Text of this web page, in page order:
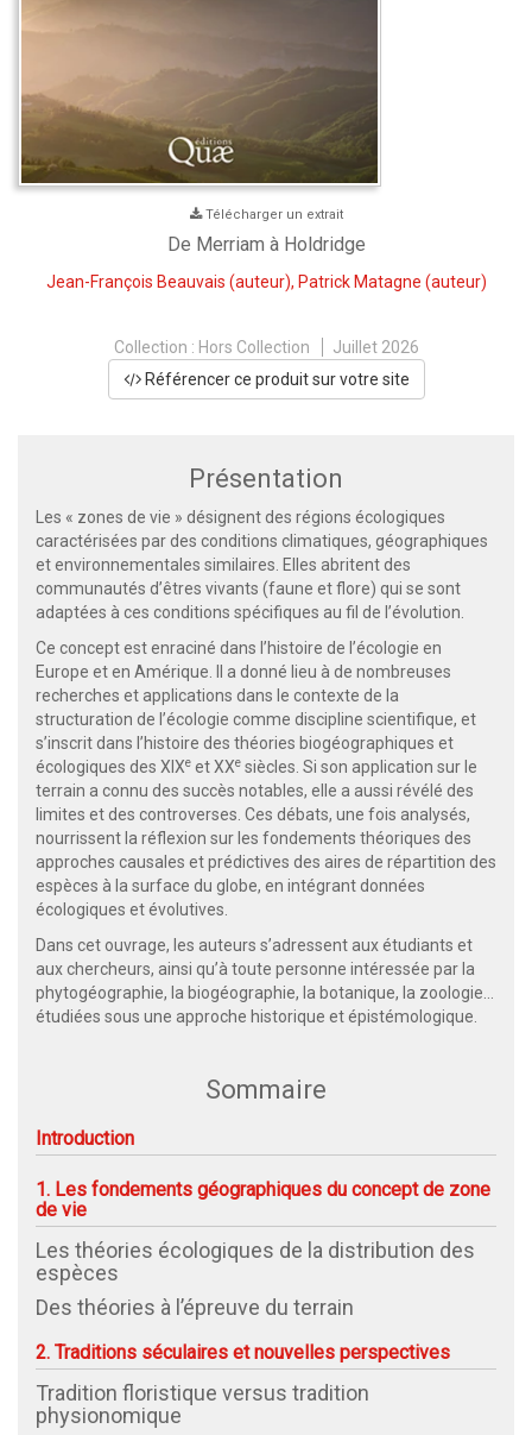
Télécharger un extrait
De Merriam à Holdridge
Jean-François Beauvais (auteur), Patrick Matagne (auteur)
Collection : Hors Collection
Juillet 2026
Référencer ce produit sur votre site
Présentation
Les « zones de vie » désignent des régions écologiques
caractérisées par des conditions climatiques, géographiques
et environnementales similaires. Elles abritent des
communautés d’êtres vivants (faune et flore) qui se sont
adaptées à ces conditions spécifiques au fil de l’évolution.
Ce concept est enraciné dans l’histoire de l’écologie en
Europe et en Amérique. Il a donné lieu à de nombreuses
recherches et applications dans le contexte de la
structuration de l’écologie comme discipline scientifique, et
s’inscrit dans l’histoire des théories biogéographiques et
écologiques des XIXe et XXe siècles. Si son application sur le
terrain a connu des succès notables, elle a aussi révélé des
limites et des controverses. Ces débats, une fois analysés,
nourrissent la réflexion sur les fondements théoriques des
approches causales et prédictives des aires de répartition des
espèces à la surface du globe, en intégrant données
écologiques et évolutives.
Dans cet ouvrage, les auteurs s’adressent aux étudiants et
aux chercheurs, ainsi qu’à toute personne intéressée par la
phytogéographie, la biogéographie, la botanique, la zoologie…
étudiées sous une approche historique et épistémologique.
Sommaire
Introduction
1. Les fondements géographiques du concept de zone
de vie
Les théories écologiques de la distribution des
espèces
Des théories à l’épreuve du terrain
2. Traditions séculaires et nouvelles perspectives
Tradition floristique versus tradition
physionomique